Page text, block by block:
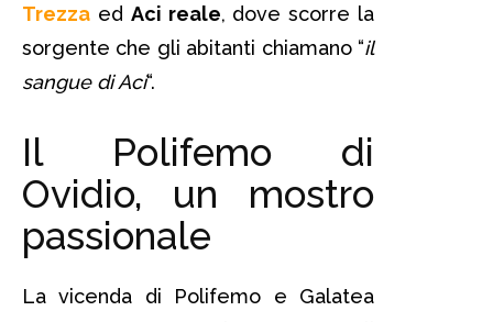
Trezza ed Aci reale, dove scorre la
sorgente che gli abitanti chiamano “il
sangue di Aci“.
Il Polifemo di
Ovidio, un mostro
passionale
La vicenda di Polifemo e Galatea